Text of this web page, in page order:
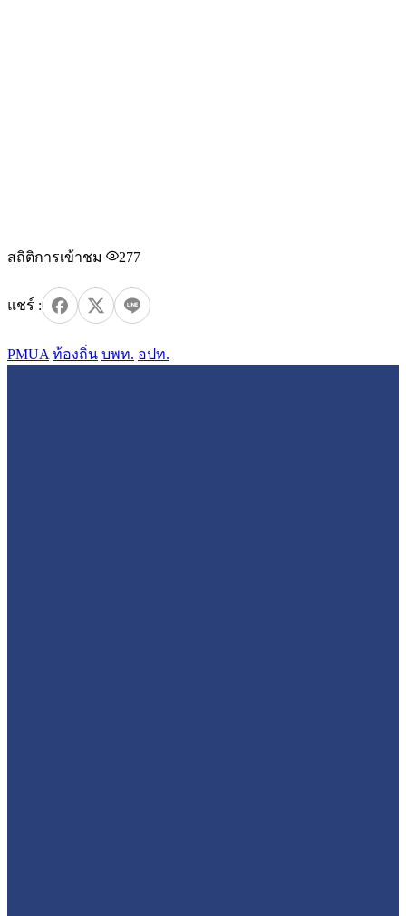
สถิติการเข้าชม 277
PMUA ท้องถิ่น บพท. อปท.